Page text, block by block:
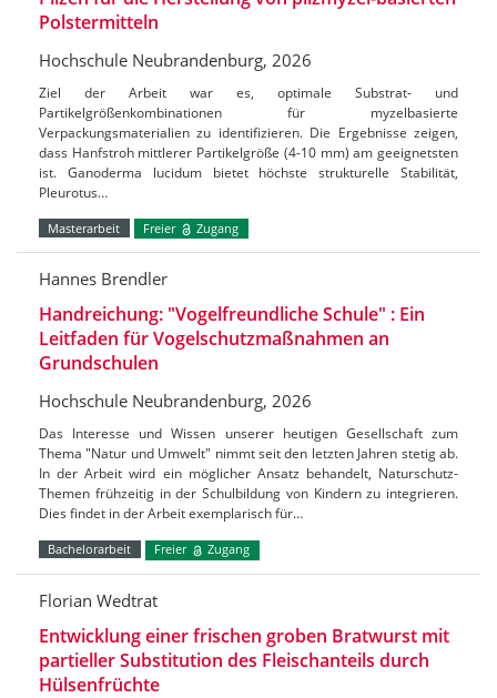
Polstermitteln
Hochschule Neubrandenburg, 2026
Ziel der Arbeit war es, optimale Substrat- und
Partikelgrößenkombinationen für myzelbasierte
Verpackungsmaterialien zu identifizieren. Die Ergebnisse zeigen,
dass Hanfstroh mittlerer Partikelgröße (4-10 mm) am geeignetsten
ist. Ganoderma lucidum bietet höchste strukturelle Stabilität,
Pleurotus…
Masterarbeit Freier Zugang
Hannes Brendler
Handreichung: "Vogelfreundliche Schule" : Ein
Leitfaden für Vogelschutzmaßnahmen an
Grundschulen
Hochschule Neubrandenburg, 2026
Das Interesse und Wissen unserer heutigen Gesellschaft zum
Thema "Natur und Umwelt" nimmt seit den letzten Jahren stetig ab.
In der Arbeit wird ein möglicher Ansatz behandelt, Naturschutz-
Themen frühzeitig in der Schulbildung von Kindern zu integrieren.
Dies findet in der Arbeit exemplarisch für…
Bachelorarbeit Freier Zugang
Florian Wedtrat
Entwicklung einer frischen groben Bratwurst mit
partieller Substitution des Fleischanteils durch
Hülsenfrüchte